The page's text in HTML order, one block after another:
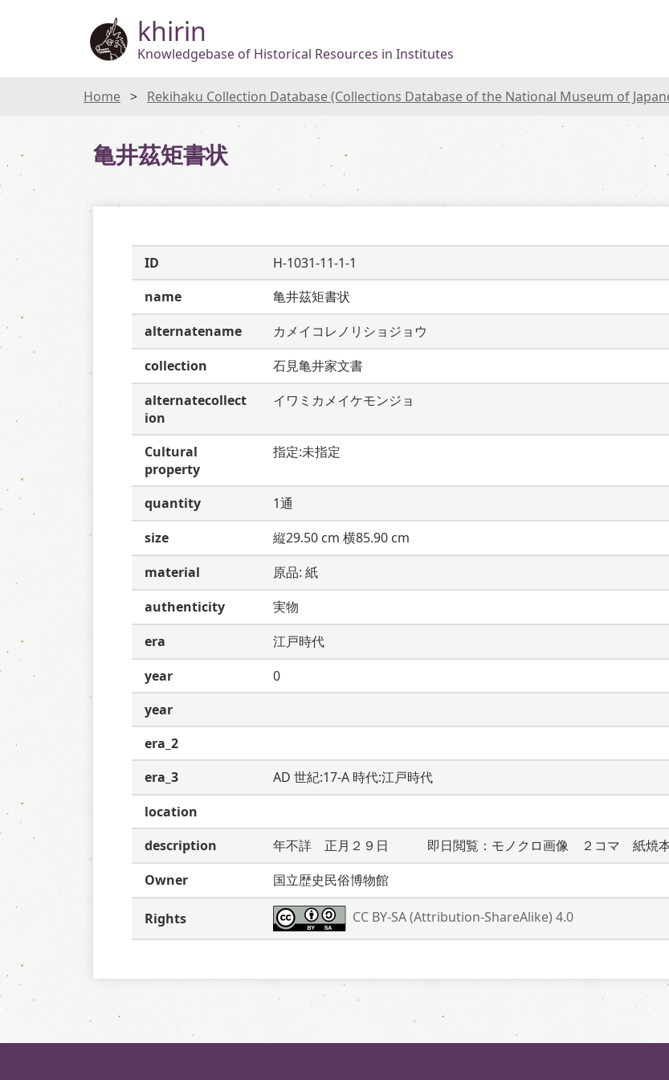
khirin
Knowledgebase of Historical Resources in Institutes
Home Rekihaku Collection Database (Collections Database of the National Museum of
亀井茲矩書状
ID
H-1031-11-1-1
name
亀井茲矩書状
alternatename
カメイコレノリショジョウ
collection
石見亀井家文書
alternatecollect
ion
イワミカメイケモンジョ
Cultural
property
指定:未指定
quantity
1通
size
縦29.50 cm 横85.90 cm
material
原品: 紙
authenticity
実物
era
江戸時代
year
0
year
era_2
era_3
AD 世紀:17-A 時代:江戸時代
location
description
年不詳　正月２９日　　　即日閲覧：モノクロ画像　２コマ　紙焼
Owner
国立歴史民俗博物館
Rights CC BY-SA (Attribution-ShareAlike) 4.0